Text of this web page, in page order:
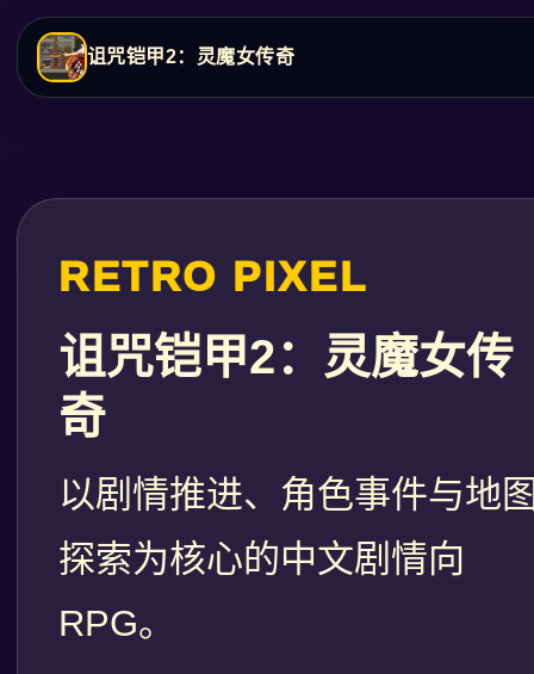
诅咒铠甲2：灵魔女传奇
RETRO PIXEL
诅咒铠甲2：灵魔女传
奇
以剧情推进、角色事件与地
探索为核心的中文剧情向
RPG。